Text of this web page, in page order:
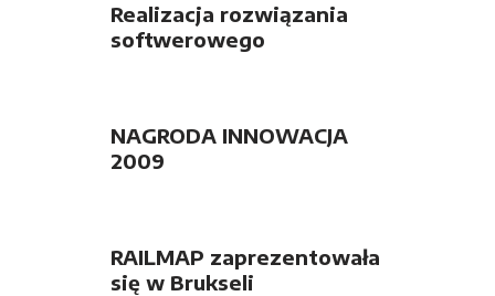
Realizacja rozwiązania
softwerowego
NAGRODA INNOWACJA
2009
RAILMAP zaprezentowała
się w Brukseli